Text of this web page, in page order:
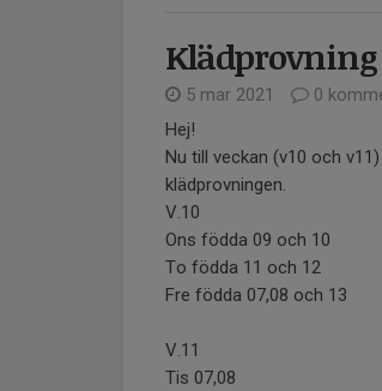
Klädprovning
5 mar 2021
0
Hej!
Nu till veckan (v10 och
klädprovningen.
V.10
Ons födda 09 och 10
To födda 11 och 12
Fre födda 07,08 och 13
V.11
Tis 07,08